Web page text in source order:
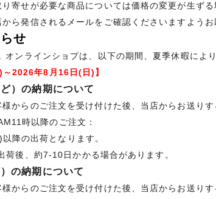
寄せが必要な商品については価格の変更が生ずる
ら発信されるメールをご確認くださいますようお
せ
オンラインショプは、以下の期間、夏季休暇によ
2026年8月16日(日)】
）の納期について
からのご注文を受け付けた後、当店からお送りす
時以降のご注文：
降の出荷となります。
荷後、約7-10日かかる場合があります。
の納期について
からのご注文を受け付けた後、当店からお送りす